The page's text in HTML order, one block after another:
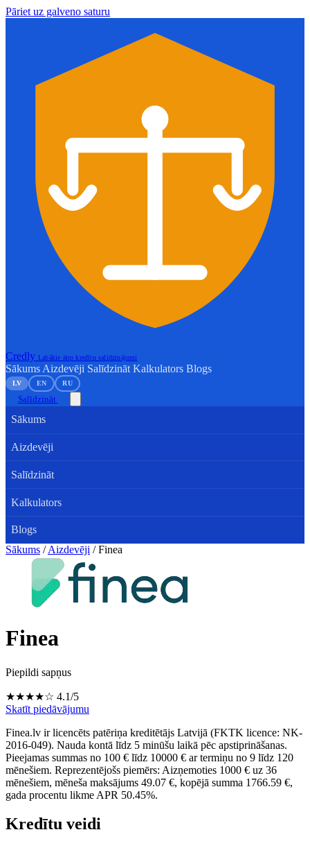
Pāriet uz galveno saturu
Credly Labākie ātro kredītu salīdzinājumi
Sākums Aizdevēji Salīdzināt Kalkulators Blogs
LV EN RU
Salīdzināt
Sākums
Aizdevēji
Salīdzināt
Kalkulators
Blogs
Sākums / Aizdevēji / Finea
Finea
Piepildi sapņus
★★★★☆ 4.1/5
Skatīt piedāvājumu
Finea.lv ir licencēts patēriņa kreditētājs Latvijā (FKTK licence: NK-
2016-049). Nauda kontā līdz 5 minūšu laikā pēc apstiprināšanas.
Pieejamas summas no 100 € līdz 10000 € ar termiņu no 9 līdz 120
mēnešiem. Reprezentējošs piemērs: Aizņemoties 1000 € uz 36
mēnešiem, mēneša maksājums 49.07 €, kopējā summa 1766.59 €,
gada procentu likme APR 50.45%.
Kredītu veidi